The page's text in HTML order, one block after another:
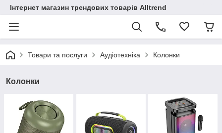
Інтернет магазин трендових товарів Alltrend
Товари та послуги Аудіотехніка Колонки
Колонки